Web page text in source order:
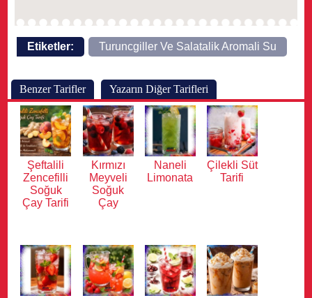
Etiketler: Turuncgiller Ve Salatalik Aromali Su
Benzer Tarifler Yazarın Diğer Tarifleri
Şeftalili
Zencefilli
Soğuk
Çay Tarifi
Kırmızı
Meyveli
Soğuk
Çay
Naneli
Limonata
Çilekli Süt
Tarifi